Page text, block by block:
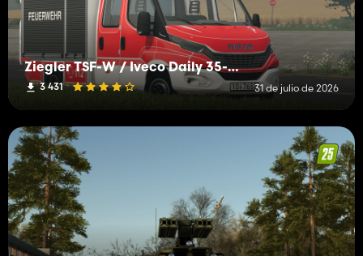
Ziegler TSF-W / Iveco Daily 35-160
3 431 31 de julio de 2026